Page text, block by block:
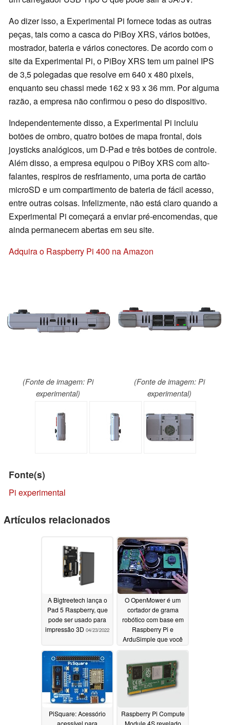
Ao dizer isso, a Experimental Pi fornece todas as outras
peças, tais como a casca do PiBoy XRS, vários botões,
mostrador, bateria e vários conectores. De acordo com o
site da Experimental Pi, o PiBoy XRS tem um painel IPS
de 3,5 polegadas que resolve em 640 x 480 pixels,
enquanto seu chassi mede 162 x 93 x 36 mm. Por alguma
razão, a empresa não confirmou o peso do dispositivo.
Independentemente disso, a Experimental Pi incluiu
botões de ombro, quatro botões de mapa frontal, dois
joysticks analógicos, um D-Pad e três botões de controle.
Além disso, a empresa equipou o PiBoy XRS com alto-
falantes, respiros de resfriamento, uma porta de cartão
microSD e um compartimento de bateria de fácil acesso,
entre outras coisas. Infelizmente, não está claro quando a
Experimental Pi começará a enviar pré-encomendas, que
ainda permanecem abertas em seu site.
Adquira o Raspberry Pi 400 na Amazon
(Fonte de imagem: Pi
experimental)
(Fonte de imagem: Pi
experimental)
Fonte(s)
Pi experimental
Artículos relacionados
A Bigtreetech lança o
Pad 5 Raspberry, que
pode ser usado para
impressão 3D 04/23/2022
O OpenMower é um
cortador de grama
robótico com base em
Raspberry Pi e
ArduSimple que você
04/12/2022
PiSquare: Acessório
acessível para
Raspberry Pi Compute
Module 4S revelado